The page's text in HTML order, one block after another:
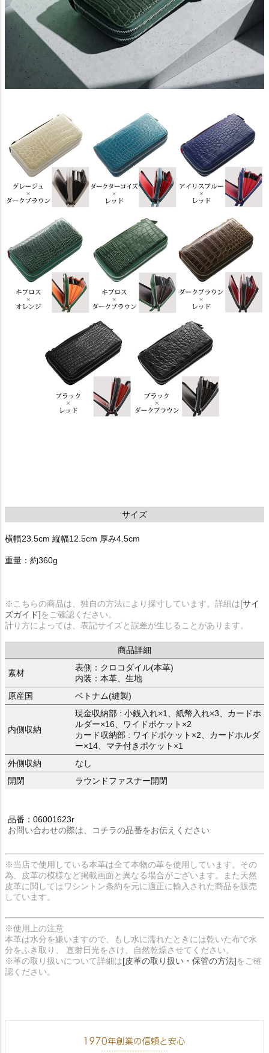
サイズ
横幅23.5cm 縦幅12.5cm 厚み4.5cm
重量：約360g
※こちらの商品は、独自の方法により採寸しています。詳細は[サイ
ズガイド]をご確認ください。
計り方によっては、表記サイズと誤差が生じることがあります。
商品詳細
素材
表側：クロコダイル(本革)
内装：本革、生地
原産国
ベトナム(縫製)
内側収納
現金収納部 : 小銭入れ×1、紙幣入れ×3、カードホ
ルダー×16、ワイドポケット×2
カード収納部 : ワイドポケット×2、カードホルダ
ー×14、マチ付きポケット×1
外側収納
なし
開閉
ラウンドファスナー開閉
品番：06001623r
お問い合わせの際は、コチラの品番をお伝えください
※当店で使用している本革は全て本物の革を使用しています。その
為、皮革の模様など掲載画面と異なる場合がございます。また天然
皮革に関してはワシントン条約を元に適正に輸入された商品を販売
しています。
※使用上の注意
本革は水分を嫌いますので、もし水に濡れたときには乾いた布で水
分をふき取り、 直射日光をさけ、自然乾燥させてください。
※革の取り扱いについて詳細は[皮革の取り扱い・保管の方法]をご確
認ください。